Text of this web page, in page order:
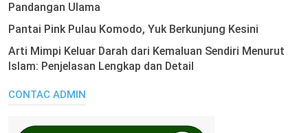
Pandangan Ulama
Pantai Pink Pulau Komodo, Yuk Berkunjung Kesini
Arti Mimpi Keluar Darah dari Kemaluan Sendiri Menurut
Islam: Penjelasan Lengkap dan Detail
CONTAC ADMIN